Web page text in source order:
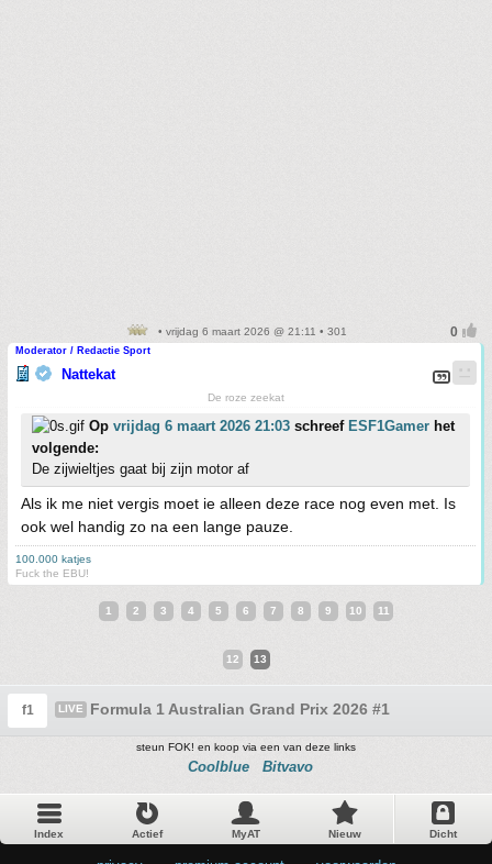
• vrijdag 6 maart 2026 @ 21:11 • 301
Moderator / Redactie Sport
Nattekat
De roze zeekat
Op vrijdag 6 maart 2026 21:03 schreef ESF1Gamer het
volgende:
De zijwieltjes gaat bij zijn motor af
Als ik me niet vergis moet ie alleen deze race nog even met. Is
ook wel handig zo na een lange pauze.
100.000 katjes
Fuck the EBU!
1 2 3 4 5 6 7 8 9 10 11
12 13
f1 LIVE Formula 1 Australian Grand Prix 2026 #1
steun FOK! en koop via een van deze links
Coolblue Bitvavo
Index Actief MyAT Nieuw Dicht